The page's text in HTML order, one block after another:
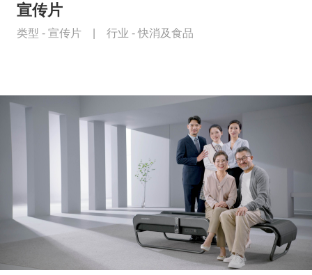
宣传片
类型 - 宣传片 行业 -快消及食品